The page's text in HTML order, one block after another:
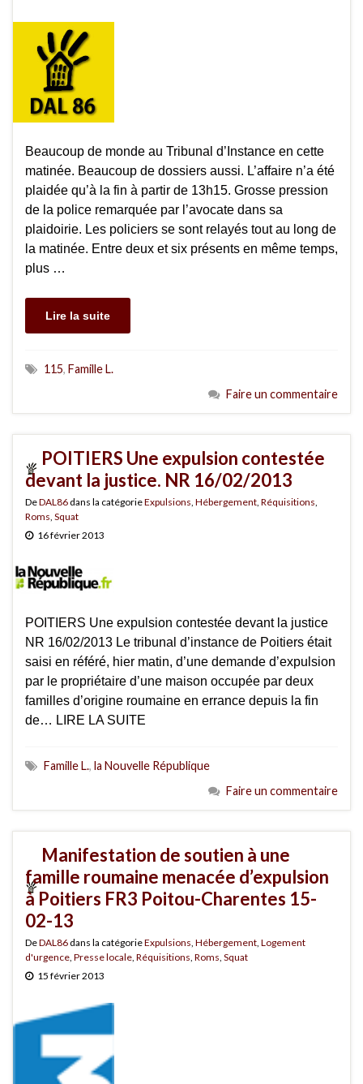
Beaucoup de monde au Tribunal d’Instance en cette
matinée. Beaucoup de dossiers aussi. L’affaire n’a été
plaidée qu’à la fin à partir de 13h15. Grosse pression
de la police remarquée par l’avocate dans sa
plaidoirie. Les policiers se sont relayés tout au long de
la matinée. Entre deux et six présents en même temps,
plus …
Lire la suite
115, Famille L.
Faire un commentaire
POITIERS Une expulsion contestée
devant la justice. NR 16/02/2013
DeDAL86 dans la catégorieExpulsions, Hébergement, Réquisitions,
Roms, Squat
16 février 2013
POITIERS Une expulsion contestée devant la justice
NR 16/02/2013 Le tribunal d’instance de Poitiers était
saisi en référé, hier matin, d’une demande d’expulsion
par le propriétaire d’une maison occupée par deux
familles d’origine roumaine en errance depuis la fin
de… LIRE LA SUITE
Famille L., la Nouvelle République
Faire un commentaire
Manifestation de soutien à une
famille roumaine menacée d’expulsion
à Poitiers FR3 Poitou-Charentes 15-
02-13
DeDAL86 dans la catégorieExpulsions, Hébergement, Logement
d'urgence, Presse locale, Réquisitions, Roms, Squat
15 février 2013